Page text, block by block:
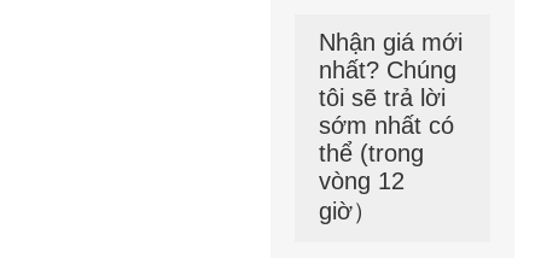
Nhận giá mới
nhất? Chúng
tôi sẽ trả lời
sớm nhất có
thể (trong
vòng 12
giờ）